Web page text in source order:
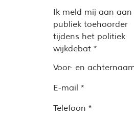
Ik meld mij aan aan
publiek toehoorder
tijdens het politiek
wijkdebat *
Voor- en
E-mail *
Telefoon *